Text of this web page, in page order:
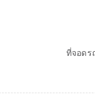
ที่จอดร